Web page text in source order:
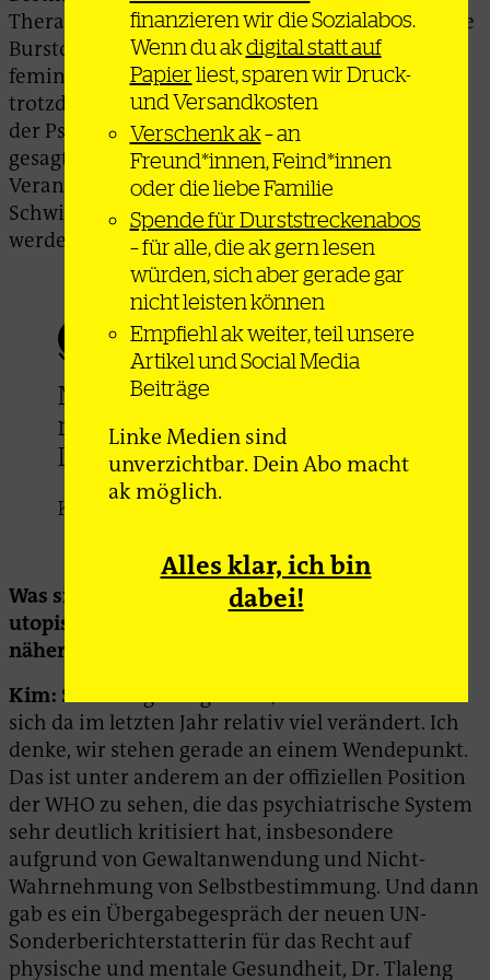
Therapeut*innen, die das anders machen. Bonnie
Burstow selbst bezeichnet sich ja auch als
feministische Therapeutin. Das Problem bleibt
trotzdem das gleiche Menschenbild, das auch in
der Psychiatrie besteht. Und das stärkt, wie Kim
gesagt hat, den Gedanken, dass die
Verantwortung für Leid, für Anders sein, für
Schwierigkeiten an Professionelle abgegeben
werden muss.
Man kann nie über Psychiatrie
reden, ohne von
Dekolonisierung zu sprechen.
Kim Wichera
Was sind aus eurer Sicht Ansatzpunkte, um der
utopischen, entpsychiatrisierten Gesellschaft
näher zu kommen?
Kim: Schwierige Frage. Also, für mich selber hat
sich da im letzten Jahr relativ viel verändert. Ich
denke, wir stehen gerade an einem Wendepunkt.
Das ist unter anderem an der offiziellen Position
der WHO zu sehen, die das psychiatrische System
sehr deutlich kritisiert hat, insbesondere
aufgrund von Gewaltanwendung und Nicht-
Wahrnehmung von Selbstbestimmung. Und dann
gab es ein Übergabegespräch der neuen UN-
Sonderberichterstatterin für das Recht auf
physische und mentale Gesundheit, Dr. Tlaleng
finanzieren wir die Sozialabos.
Wenn du akdigital statt auf
Papierliest, sparen wir Druck-
und Versandkosten
Verschenk ak– an
Freund*innen, Feind*innen
oder die liebe Familie
Spende für Durststreckenabos
– für alle, die ak gern lesen
würden, sich aber gerade gar
nicht leisten können
Empfiehl ak weiter, teil unsere
Artikel und Social Media
Beiträge
Linke Medien sind
unverzichtbar. Dein Abo macht
ak möglich.
Alles klar, ich bin
dabei!